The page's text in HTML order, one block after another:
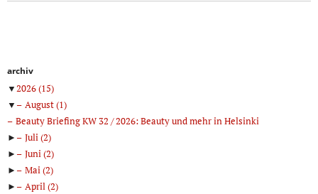
archiv
▼2026(15)
▼
August(1)
Beauty Briefing KW 32 / 2026: Beauty und mehr in Helsinki
►
Juli(2)
►
Juni(2)
►
Mai(2)
►
April(2)